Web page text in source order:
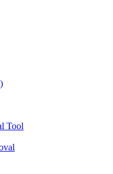
Tool